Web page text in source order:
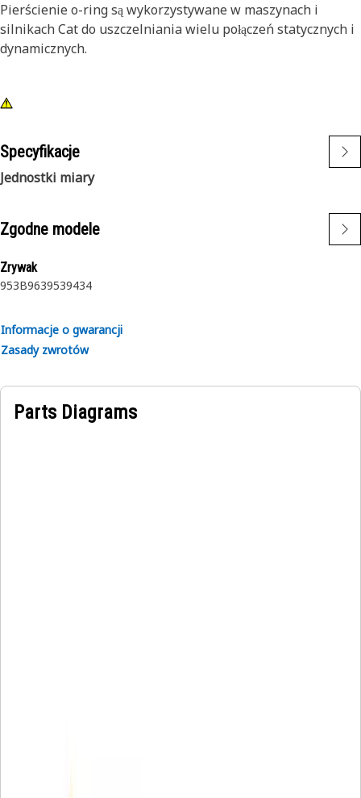
Pierścienie o-ring są wykorzystywane w maszynach i
silnikach Cat do uszczelniania wielu połączeń statycznych i
dynamicznych.
Specyfikacje
Jednostki miary
Zgodne modele
Zrywak
953B9639539434
Informacje o gwarancji
Zasady zwrotów
Parts Diagrams